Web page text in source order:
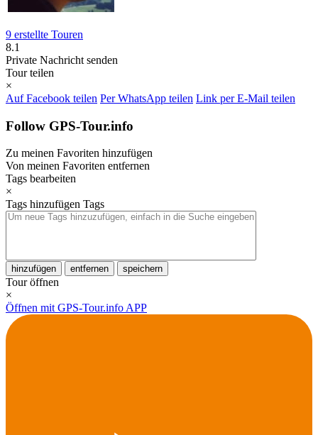
9 erstellte Touren
8.1
Private Nachricht senden
Tour teilen
×
Auf Facebook teilen Per WhatsApp teilen Link per E-Mail teilen
Follow GPS-Tour.info
Zu meinen Favoriten hinzufügen
Von meinen Favoriten entfernen
Tags bearbeiten
×
Tags hinzufügen Tags
hinzufügen entfernen speichern
Tour öffnen
×
Öffnen mit GPS-Tour.info APP